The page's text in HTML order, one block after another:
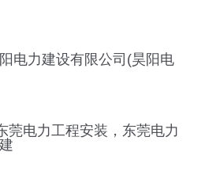
电力建设有限公司(昊阳电
莞电力工程安装，东莞电力